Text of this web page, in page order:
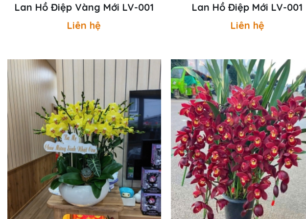
Lan Hồ Điệp Vàng Mới LV-001
Liên hệ
Lan Hồ Điệp Mới LV-001
Liên hệ